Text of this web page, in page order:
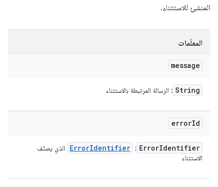
المنشئ للاستثناء.
المعلَمات
message
String : الرسالة المرتبطة بالاستثناء
errorId
ErrorIdentifier
: ‏
ErrorIdentifier
الذي يصنّف
الاستثناء